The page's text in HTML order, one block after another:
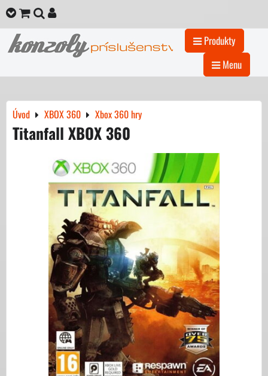
Produkty
Menu
Úvod XBOX 360 Xbox 360 hry
Titanfall XBOX 360